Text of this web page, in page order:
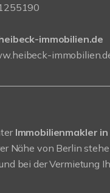
immobilien.de
Immobilienmakler
Nähe von Berlin
bei der Vermietung